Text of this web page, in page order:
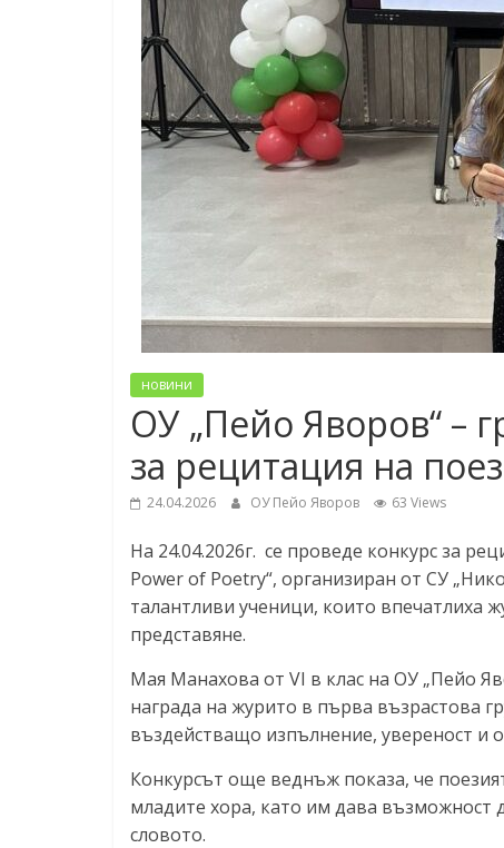
новини
ОУ „Пейо Яворов“ –
за рецитация на
24.04.2026 ОУ Пейо Яворов 63 Views
На 24.04.2026г. се проведе конкурс за
Power of Poetry“, организиран от СУ
талантливи ученици, които впечатлиха
представяне.
Мая Манахова от VI в клас на ОУ „Пейо
награда на журито в първа възрастова
въздействащо изпълнение, увереност и
Конкурсът още веднъж показа, че
младите хора, като им дава възможност
словото.